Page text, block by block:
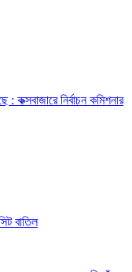
কক্সবাজারে নির্বাচন কমিশনার
বাতিল